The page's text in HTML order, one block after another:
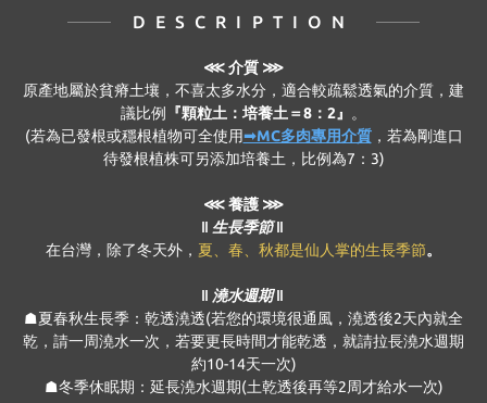
DESCRIPTION
⋘介質 ⋙
原產地屬於貧瘠土壤，不喜太多水分，適合較疏鬆透氣的介質，建
議比例
『顆粒土：培養土＝8：2』
。
(若為已發根或穩根植物可全使用➟MC多肉專用介質，若為剛進口
待發根植株可另添加培養土，比例為7：3)
⋘ 養護 ⋙
‖ 生長季節 ‖
在台灣，除了冬天外， 夏、春、秋都是仙人掌的生長季節。
‖ 澆水週期 ‖
☗夏春秋生長季：乾透澆透(若您的環境很通風，澆透後2天內就全
乾，請一周澆水一次，若要更長時間才能乾透，就請拉長澆水週期
約10-14天一次)
☗冬季休眠期：延長澆水週期(土乾透後再等2周才給水一次)